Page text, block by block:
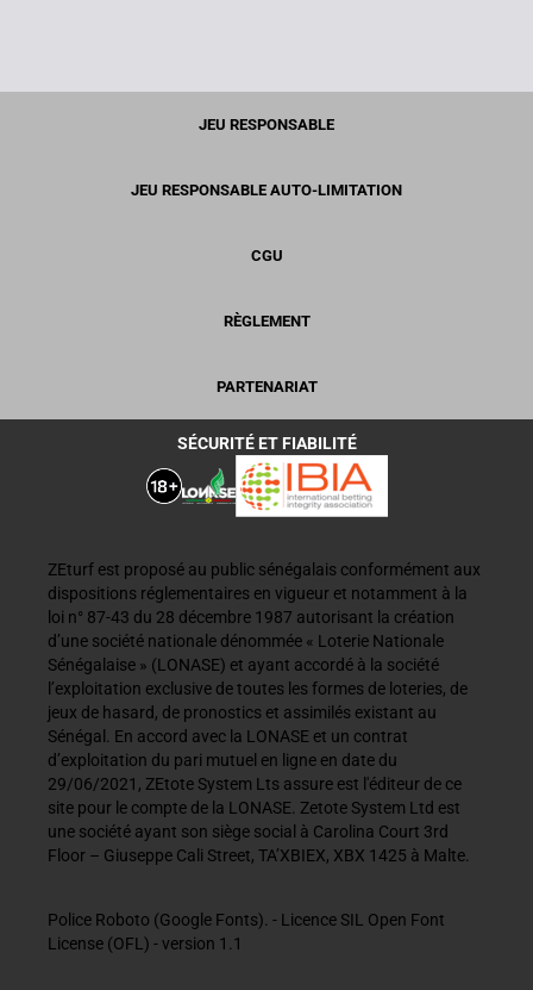
JEU RESPONSABLE
JEU RESPONSABLE AUTO-LIMITATION
CGU
RÈGLEMENT
PARTENARIAT
SÉCURITÉ ET FIABILITÉ
ZEturf est proposé au public sénégalais conformément aux
dispositions réglementaires en vigueur et notamment à la
loi n° 87-43 du 28 décembre 1987 autorisant la création
d’une société nationale dénommée « Loterie Nationale
Sénégalaise » (LONASE) et ayant accordé à la société
l’exploitation exclusive de toutes les formes de loteries, de
jeux de hasard, de pronostics et assimilés existant au
Sénégal. En accord avec la LONASE et un contrat
d’exploitation du pari mutuel en ligne en date du
29/06/2021, ZEtote System Lts assure est l'éditeur de ce
site pour le compte de la LONASE. Zetote System Ltd est
une société ayant son siège social à Carolina Court 3rd
Floor – Giuseppe Cali Street, TA’XBIEX, XBX 1425 à Malte.
Police Roboto (Google Fonts). - Licence SIL Open Font
License (OFL) - version 1.1